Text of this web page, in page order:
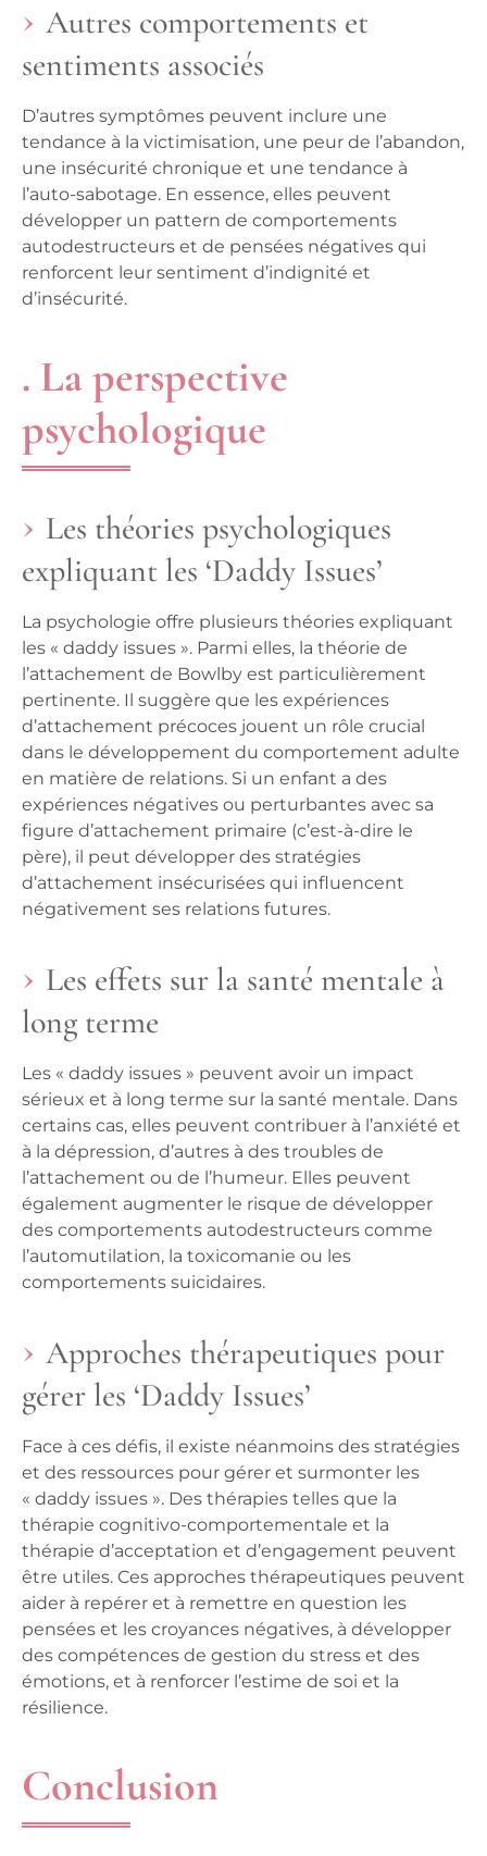
Autres comportements et
sentiments associés
D’autres symptômes peuvent inclure une
tendance à la victimisation, une peur de l’abandon,
une insécurité chronique et une tendance à
l’auto-sabotage. En essence, elles peuvent
développer un pattern de comportements
autodestructeurs et de pensées négatives qui
renforcent leur sentiment d’indignité et
d’insécurité.
. La perspective
psychologique
Les théories psychologiques
expliquant les ‘Daddy Issues’
La psychologie offre plusieurs théories expliquant
les « daddy issues ». Parmi elles, la théorie de
l’attachement de Bowlby est particulièrement
pertinente. Il suggère que les expériences
d’attachement précoces jouent un rôle crucial
dans le développement du comportement adulte
en matière de relations. Si un enfant a des
expériences négatives ou perturbantes avec sa
figure d’attachement primaire (c’est-à-dire le
père), il peut développer des stratégies
d’attachement insécurisées qui influencent
négativement ses relations futures.
Les effets sur la santé mentale à
long terme
Les « daddy issues » peuvent avoir un impact
sérieux et à long terme sur la santé mentale. Dans
certains cas, elles peuvent contribuer à l’anxiété et
à la dépression, d’autres à des troubles de
l’attachement ou de l’humeur. Elles peuvent
également augmenter le risque de développer
des comportements autodestructeurs comme
l’automutilation, la toxicomanie ou les
comportements suicidaires.
Approches thérapeutiques pour
gérer les ‘Daddy Issues’
Face à ces défis, il existe néanmoins des stratégies
et des ressources pour gérer et surmonter les
« daddy issues ». Des thérapies telles que la
thérapie cognitivo-comportementale et la
thérapie d’acceptation et d’engagement peuvent
être utiles. Ces approches thérapeutiques peuvent
aider à repérer et à remettre en question les
pensées et les croyances négatives, à développer
des compétences de gestion du stress et des
émotions, et à renforcer l’estime de soi et la
résilience.
Conclusion